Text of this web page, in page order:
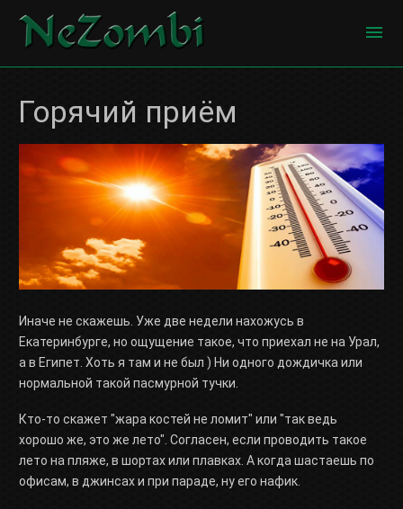
О САЙТЕ
ПОРТФОЛИО
Горячий приём
Иначе не скажешь. Уже две недели нахожусь в
Екатеринбурге, но ощущение такое, что приехал не на Урал,
а в Египет. Хоть я там и не был ) Ни одного дождичка или
нормальной такой пасмурной тучки.
Кто-то скажет "жара костей не ломит" или "так ведь
хорошо же, это же лето". Согласен, если проводить такое
лето на пляже, в шортах или плавках. А когда шастаешь по
офисам, в джинсах и при параде, ну его нафик.